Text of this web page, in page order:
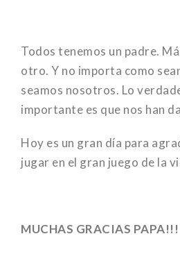
Todos tenemos un padre.
otro. Y no importa como
seamos nosotros. Lo
importante es que nos han
Hoy es un gran día para
jugar en el gran juego de la
MUCHAS GRACIAS PAPA!!!